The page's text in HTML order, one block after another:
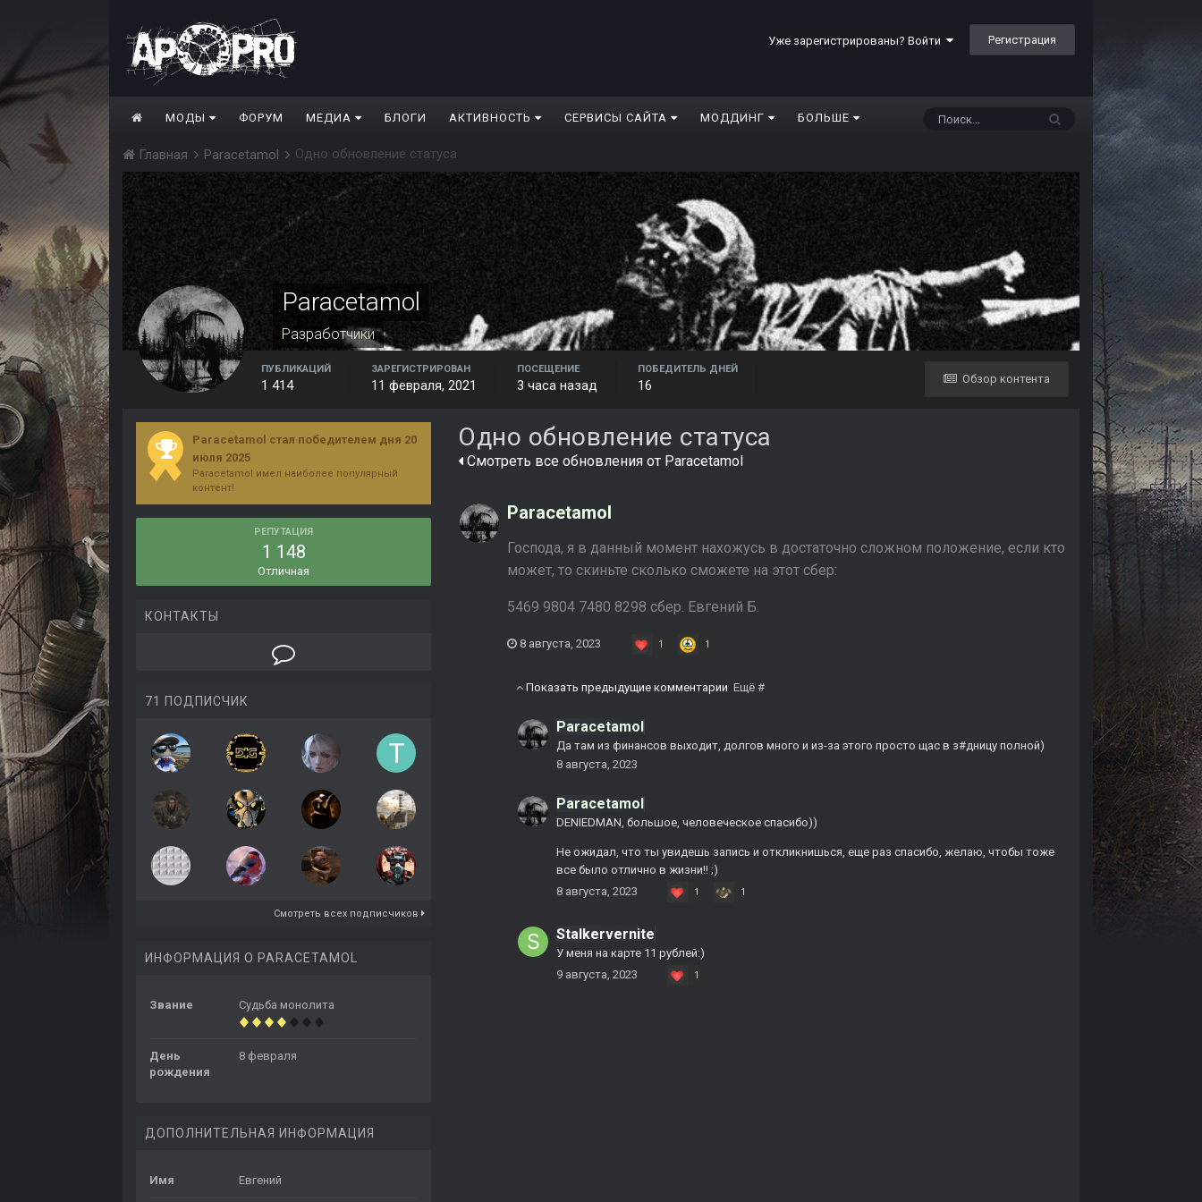
Уже зарегистрированы? Войти Регистрация
МОДЫ ФОРУМ МЕДИА БЛОГИ АКТИВНОСТЬ СЕРВИСЫ САЙТА МОДДИНГ БОЛЬШЕ
Главная Paracetamol Одно обновление статуса
Paracetamol
Разработчики
Обзор контента
ПУБЛИКАЦИЙ
1 414
ЗАРЕГИСТРИРОВАН
11 февраля, 2021
ПОСЕЩЕНИЕ
3 часа назад
ПОБЕДИТЕЛЬ ДНЕЙ
16
Paracetamol стал победителем дня 20
июля 2025
Paracetamol имел наиболее популярный
контент!
РЕПУТАЦИЯ
1 148
Отличная
КОНТАКТЫ
71 ПОДПИСЧИК
Смотреть всех подписчиков
ИНФОРМАЦИЯ О PARACETAMOL
Звание Судьба монолита
День
рождения
8 февраля
ДОПОЛНИТЕЛЬНАЯ ИНФОРМАЦИЯ
Имя Евгений
Одно обновление статуса
Смотреть все обновления от Paracetamol
Paracetamol
Господа, я в данный момент нахожусь в достаточно сложном положение, если кто
может, то скиньте сколько сможете на этот сбер:
5469 9804 7480 8298 сбер. Евгений Б.
8 августа, 2023 1 1
Показать предыдущие комментарии Ещё #
Paracetamol
Да там из финансов выходит, долгов много и из-за этого просто щас в з#дницу полной)
8 августа, 2023
Paracetamol
DENIEDMAN, большое, человеческое спасибо))
Не ожидал, что ты увидешь запись и откликнишься, еще раз спасибо, желаю, чтобы тоже
все было отлично в жизни!! ;)
8 августа, 2023
1 1
Stalkervernite
У меня на карте 11 рублей:)
9 августа, 2023
1